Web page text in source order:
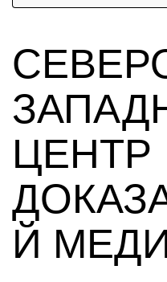
ЦЕНТР
Й